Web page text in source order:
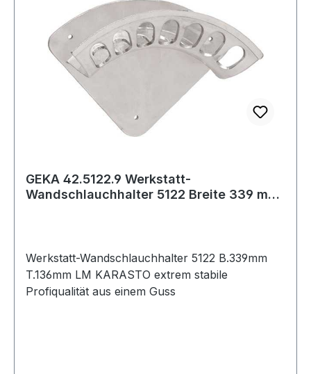
GEKA 42.5122.9 Werkstatt-
Wandschlauchhalter 5122 Breite 339 mm
Werkstatt-Wandschlauchhalter 5122 B.339mm
T.136mm LM KARASTO extrem stabile
Profiqualität aus einem Guss